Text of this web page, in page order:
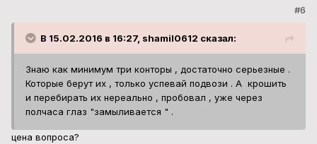
#6
В 15.02.2016 в 16:27, shamil0612 сказал:
Знаю как минимум три конторы , достаточно серьезные .
Которые берут их , только успевай подвози . А крошить
и перебирать их нереально , пробовал , уже через
полчаса глаз "замыливается " .
цена вопроса?